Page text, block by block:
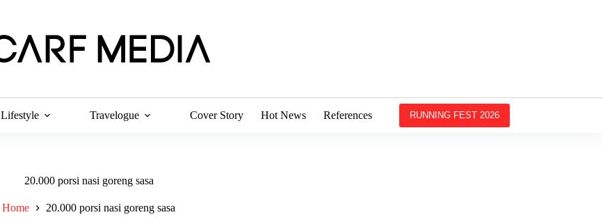
Lifestyle Travelogue Cover Story Hot News References RUNNING FEST 2026
20.000 porsi nasi goreng sasa
Home 20.000 porsi nasi goreng sasa